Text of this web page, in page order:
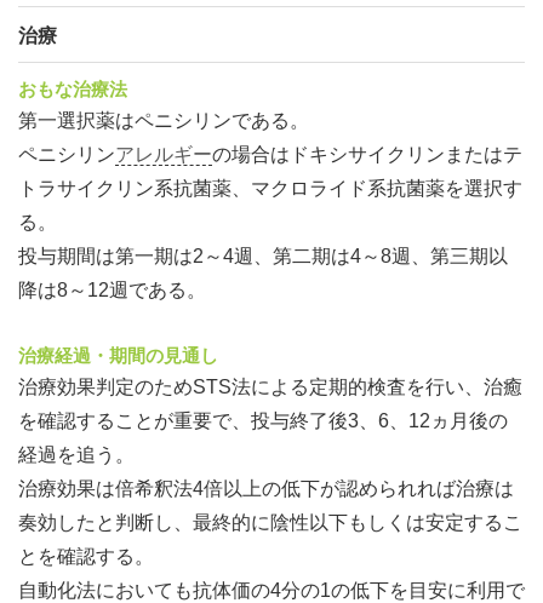
治療
おもな治療法
第一選択薬はペニシリンである。
ペニシリンアレルギーの場合はドキシサイクリンまたはテ
トラサイクリン系抗菌薬、マクロライド系抗菌薬を選択す
る。
投与期間は第一期は2～4週、第二期は4～8週、第三期以
降は8～12週である。
治療経過・期間の見通し
治療効果判定のためSTS法による定期的検査を行い、治癒
を確認することが重要で、投与終了後3、6、12ヵ月後の
経過を追う。
治療効果は倍希釈法4倍以上の低下が認められれば治療は
奏効したと判断し、最終的に陰性以下もしくは安定するこ
とを確認する。
自動化法においても抗体価の4分の1の低下を目安に利用で